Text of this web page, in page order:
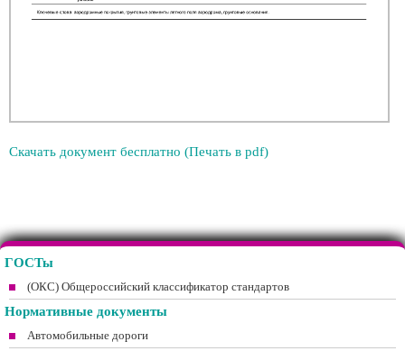
Скачать документ бесплатно (Печать в pdf)
ГОСТы
(ОКС) Общероссийский классификатор стандартов
Нормативные документы
Автомобильные дороги